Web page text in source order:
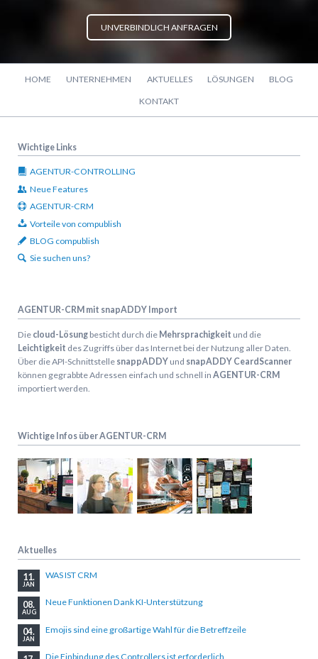
UNVERBINDLICH ANFRAGEN
HOME UNTERNEHMEN AKTUELLES LÖSUNGEN BLOG
KONTAKT
Wichtige Links
AGENTUR-CONTROLLING
Neue Features
AGENTUR-CRM
Vorteile von compublish
BLOG compublish
Sie suchen uns?
AGENTUR-CRM mit snapADDY Import
Diecloud-Lösungbesticht durch die Mehrsprachigkeit und die
Leichtigkeit des Zugriffs über das Internet bei der Nutzung aller Daten.
Über die API-Schnittstelle snappADDYund snapADDY CeardScanner
können gegrabbte Adressen einfach und schnell in AGENTUR-CRM
importiert werden.
Wichtige Infos über AGENTUR-CRM
Aktuelles
11.
JAN
WAS IST CRM
08.
AUG
Neue Funktionen Dank KI-Unterstützung
04.
JAN
Emojis sind eine großartige Wahl für die Betreffzeile
Die Einbindung des Controllers ist erforderlich